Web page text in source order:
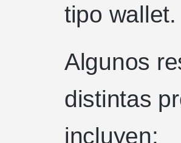
tipo wallet.
Algunos
distintas
incluyen: